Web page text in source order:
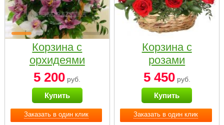
Заказать в один клик
Корзина с
орхидеями
малая
5 200 руб.
Купить
Заказать в один клик
Корзина с
розами
«Красный
Париж»
5 450руб.
Купить